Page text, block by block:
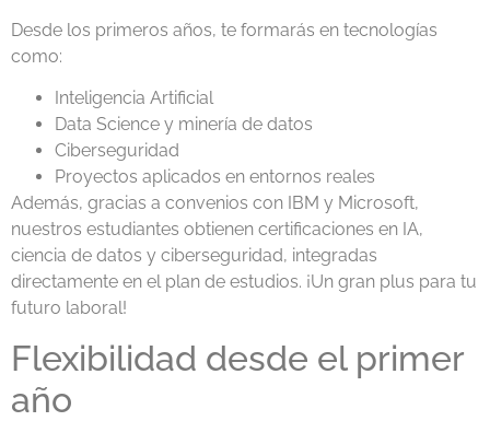
Desde los primeros años, te formarás en tecnologías
como:
Inteligencia Artificial
Data Science y minería de datos
Ciberseguridad
Proyectos aplicados en entornos reales
Además, gracias a convenios con IBM y Microsoft,
nuestros estudiantes obtienen certificaciones en IA,
ciencia de datos y ciberseguridad, integradas
directamente en el plan de estudios. ¡Un gran plus para tu
futuro laboral!
Flexibilidad desde el primer
año